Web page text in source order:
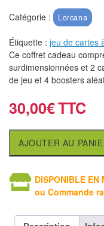
Echiquiers
muraux/Plein
air
Pendules
Echiquier
pour
aveugles
Logiciels
d'échecs
Livres
en
Catégorie : Lorcana
Étiquette : jeu de cartes
Ce coffret cadeau
surdimensionnées et 2
de jeu et 4 boosters
30,00€
AJOUTER AU
DISPONIBLE EN
ou Commande